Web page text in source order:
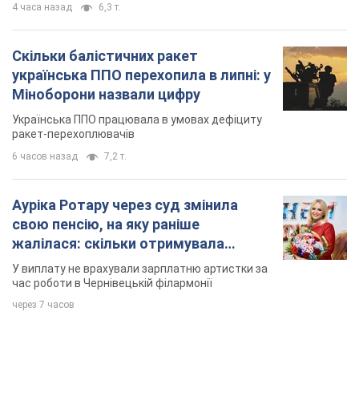
4 часа назад 6,3 т.
Скільки балістичних ракет
українська ППО перехопила в липні: у
Міноборони назвали цифру
Українська ППО працювала в умовах дефіциту
ракет-перехоплювачів
6 часов назад 7,2 т.
Ауріка Ротару через суд змінила
свою пенсію, на яку раніше
жалілася: скільки отримувала
співачка
У виплату не врахували зарплатню артистки за
час роботи в Чернівецькій філармонії
через 7 часов